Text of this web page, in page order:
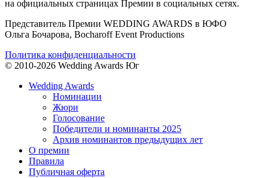
на официальных страницах Премии в социальных сетях.
Представитель Премии WEDDING AWARDS в ЮФО
Ольга Бочарова, Bocharoff Event Productions
Политика конфиденциальности
© 2010-2026 Wedding Awards Юг
Wedding Awards
Номинации
Жюри
Голосование
Победители и номинанты 2025
Архив номинантов предыдущих лет
О премии
Правила
Публичная оферта